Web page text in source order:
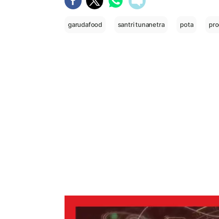
garudafood santri tunanetra pota